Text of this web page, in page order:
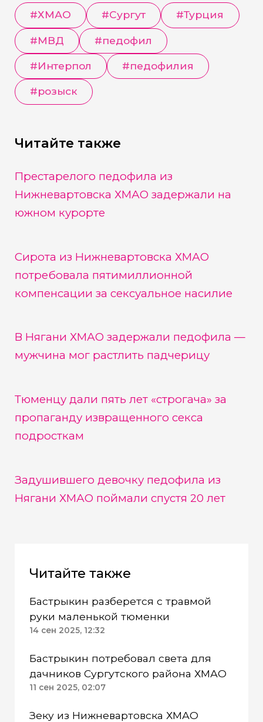
#ХМАО #Сургут #Турция
#МВД #педофил
#Интерпол #педофилия
#розыск
Читайте также
Престарелого педофила из
Нижневартовска ХМАО задержали на
южном курорте
Сирота из Нижневартовска ХМАО
потребовала пятимиллионной
компенсации за сексуальное насилие
В Нягани ХМАО задержали педофила —
мужчина мог растлить падчерицу
Тюменцу дали пять лет «строгача» за
пропаганду извращенного секса
подросткам
Задушившего девочку педофила из
Нягани ХМАО поймали спустя 20 лет
Читайте также
Бастрыкин разберется с травмой
руки маленькой тюменки
14 сен 2025, 12:32
Бастрыкин потребовал света для
дачников Сургутского района ХМАО
11 сен 2025, 02:07
Зеку из Нижневартовска ХМАО